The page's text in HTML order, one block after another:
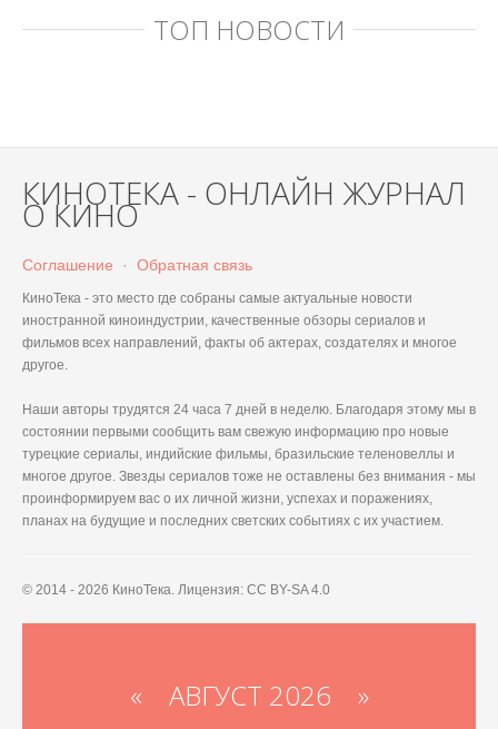
ТОП НОВОСТИ
КИНОТЕКА - ОНЛАЙН ЖУРНАЛ
О КИНО
Соглашение · Обратная связь
КиноТека - это место где собраны самые актуальные новости
иностранной киноиндустрии, качественные обзоры сериалов и
фильмов всех направлений, факты об актерах, создателях и многое
другое.
Наши авторы трудятся 24 часа 7 дней в неделю. Благодаря этому мы в
состоянии первыми сообщить вам свежую информацию про новые
турецкие сериалы, индийские фильмы, бразильские теленовеллы и
многое другое. Звезды сериалов тоже не оставлены без внимания - мы
проинформируем вас о их личной жизни, успехах и поражениях,
планах на будущие и последних светских событиях с их участием.
© 2014 - 2026 КиноТека. Лицензия: CC BY-SA 4.0
« АВГУСТ 2026 »